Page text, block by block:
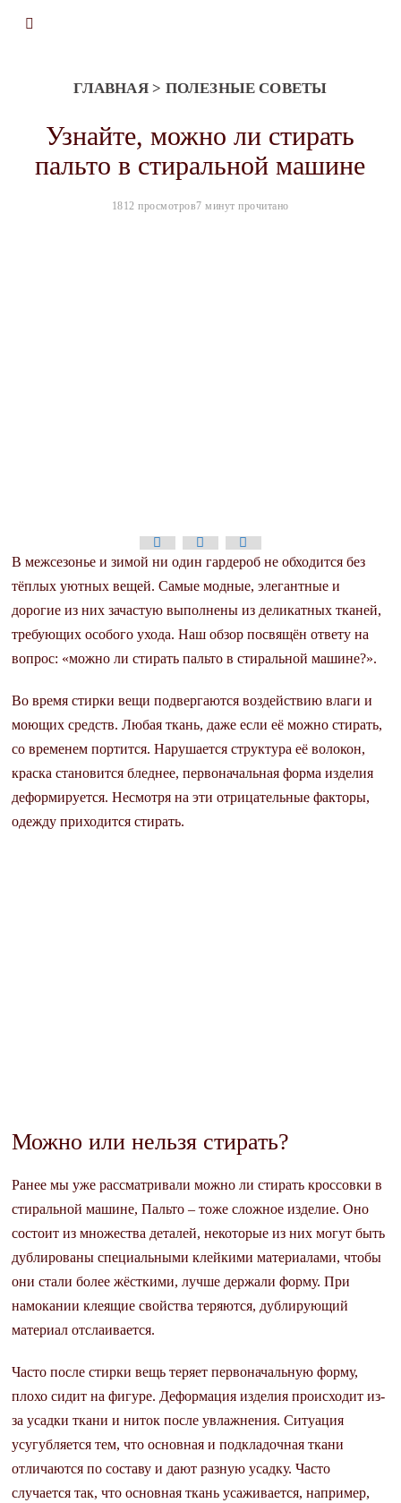
ГЛАВНАЯ> ПОЛЕЗНЫЕ СОВЕТЫ
Узнайте, можно ли стирать
пальто в стиральной машине
1812 просмотров7 минут прочитано
В межсезонье и зимой ни один гардероб не обходится без
тёплых уютных вещей. Самые модные, элегантные и
дорогие из них зачастую выполнены из деликатных тканей,
требующих особого ухода. Наш обзор посвящён ответу на
вопрос: «можно ли стирать пальто в стиральной машине?».
Во время стирки вещи подвергаются воздействию влаги и
моющих средств. Любая ткань, даже если её можно стирать,
со временем портится. Нарушается структура её волокон,
краска становится бледнее, первоначальная форма изделия
деформируется. Несмотря на эти отрицательные факторы,
одежду приходится стирать.
Можно или нельзя стирать?
Ранее мы уже рассматривали можно ли стирать кроссовки в
стиральной машине, Пальто – тоже сложное изделие. Оно
состоит из множества деталей, некоторые из них могут быть
дублированы специальными клейкими материалами, чтобы
они стали более жёсткими, лучше держали форму. При
намокании клеящие свойства теряются, дублирующий
материал отслаивается.
Часто после стирки вещь теряет первоначальную форму,
плохо сидит на фигуре. Деформация изделия происходит из-
за усадки ткани и ниток после увлажнения. Ситуация
усугубляется тем, что основная и подкладочная ткани
отличаются по составу и дают разную усадку. Часто
случается так, что основная ткань усаживается, например,